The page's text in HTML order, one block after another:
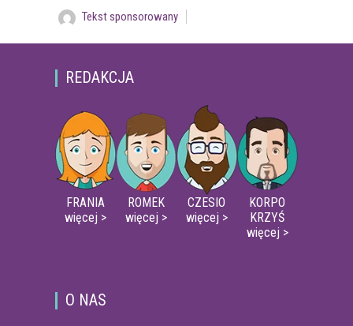
Tekst sponsorowany
REDAKCJA
FRANIA
więcej >
ROMEK
więcej >
CZESIO
więcej >
KORPO
KRZYŚ
więcej >
O NAS